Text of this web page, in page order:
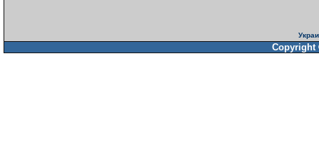
Copyright